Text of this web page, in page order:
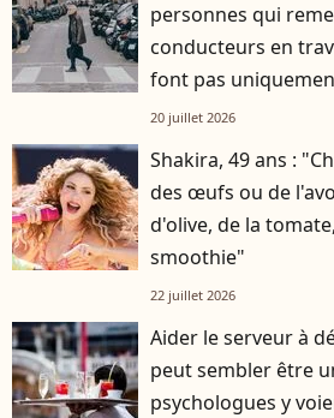
personnes qui
conducteurs en
font pas
20 juillet 2026
Shakira, 49 ans :
des œufs ou de
d'olive, de la
smoothie"
22 juillet 2026
Aider le serveur à
peut sembler être
psychologues y